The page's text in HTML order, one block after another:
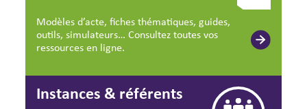
Modèles d’acte, fiches thématiques, guides,
outils, simulateurs… Consultez toutes vos
ressources en ligne.
Instances & référents